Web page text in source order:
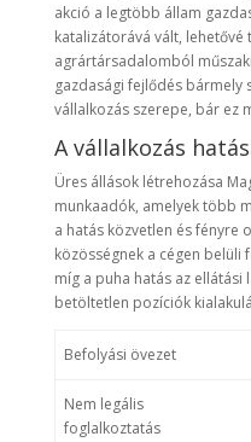
akció a legtöbb állam
katalizátorává vált, lehetővé
agrártársadalomból
gazdasági fejlődés bármely
vállalkozás szerepe, bár ez
A vállalkozás
Üres állások létrehozása
munkaadók, amelyek több
a hatás közvetlen és fényre
közösségnek a cégen belüli
míg a puha hatás az
betöltetlen pozíciók
Befolyási övezet
Nem legális
foglalkoztatás